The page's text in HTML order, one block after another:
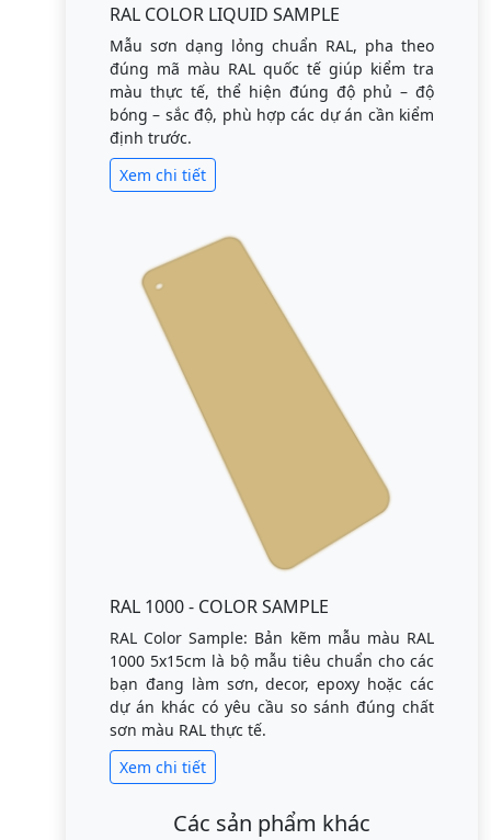
RAL COLOR LIQUID SAMPLE
Mẫu sơn dạng lỏng chuẩn RAL, pha theo
đúng mã màu RAL quốc tế giúp kiểm tra
màu thực tế, thể hiện đúng độ phủ – độ
bóng – sắc độ, phù hợp các dự án cần kiểm
định trước.
Xem chi tiết
RAL 1000 - COLOR SAMPLE
RAL Color Sample: Bản kẽm mẫu màu RAL
1000 5x15cm là bộ mẫu tiêu chuẩn cho các
bạn đang làm sơn, decor, epoxy hoặc các
dự án khác có yêu cầu so sánh đúng chất
sơn màu RAL thực tế.
Xem chi tiết
Các sản phẩm khác